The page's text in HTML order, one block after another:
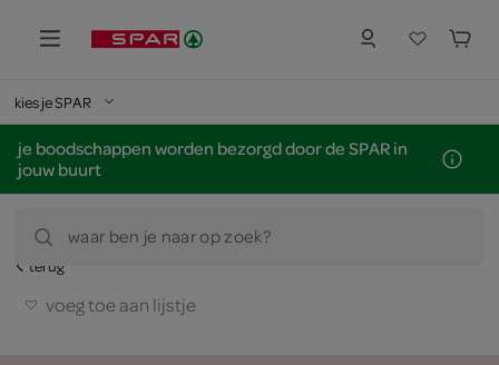
kies je SPAR
je boodschappen worden bezorgd door de SPAR in
jouw buurt
waar ben je naar op zoek?
terug
voeg toe aan lijstje